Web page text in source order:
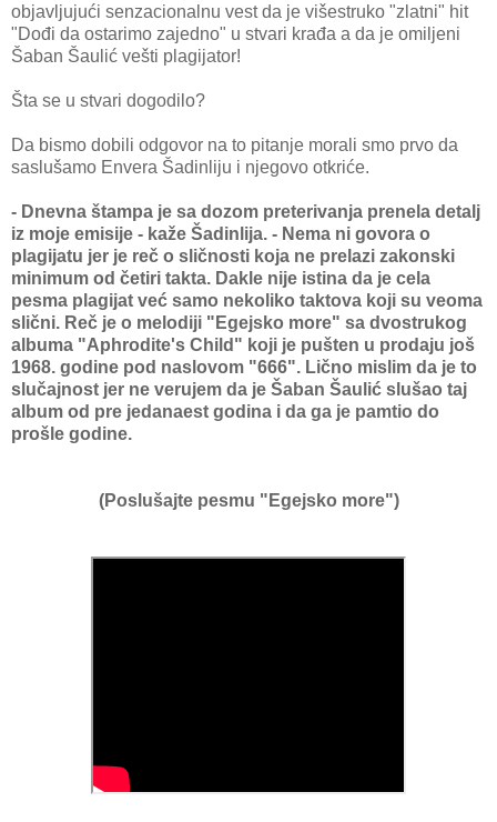
objavljujući senzacionalnu vest da je višestruko "zlatni" hit
"Dođi da ostarimo zajedno" u stvari krađa a da je omiljeni
Šaban Šaulić vešti plagijator!
Šta se u stvari dogodilo?
Da bismo dobili odgovor na to pitanje morali smo prvo da
saslušamo Envera Šadinliju i njegovo otkriće.
- Dnevna štampa je sa dozom preterivanja prenela detalj
iz moje emisije - kaže Šadinlija. - Nema ni govora o
plagijatu jer je reč o sličnosti koja ne prelazi zakonski
minimum od četiri takta. Dakle nije istina da je cela
pesma plagijat već samo nekoliko taktova koji su veoma
slični. Reč je o melodiji "Egejsko more" sa dvostrukog
albuma "Aphrodite's Child" koji je pušten u prodaju još
1968. godine pod naslovom "666". Lično mislim da je to
slučajnost jer ne verujem da je Šaban Šaulić slušao taj
album od pre jedanaest godina i da ga je pamtio do
prošle godine.
(Poslušajte pesmu "Egejsko more")